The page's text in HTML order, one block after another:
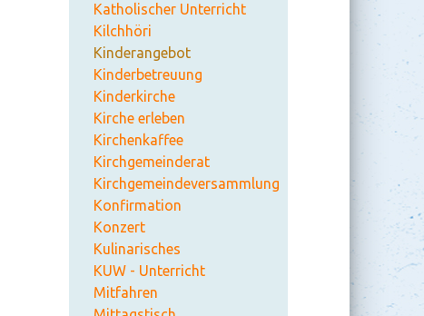
Katholischer Unterricht
Kilchhöri
Kinderangebot
Kinderbetreuung
Kinderkirche
Kirche erleben
Kirchenkaffee
Kirchgemeinderat
Kirchgemeindeversammlung
Konfirmation
Konzert
Kulinarisches
KUW - Unterricht
Mitfahren